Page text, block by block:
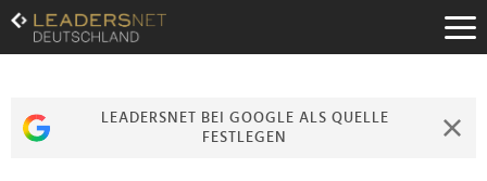
Zum
Inhalt
Zur
Zur
LEADERSNET BEI GOOGLE ALS QUELLE
FESTLEGEN